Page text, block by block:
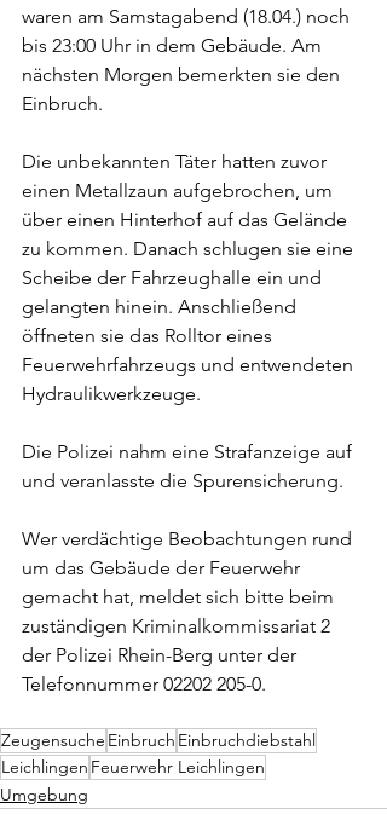
waren am Samstagabend (18.04.) noch
bis 23:00 Uhr in dem Gebäude. Am
nächsten Morgen bemerkten sie den
Einbruch.
Die unbekannten Täter hatten zuvor
einen Metallzaun aufgebrochen, um
über einen Hinterhof auf das Gelände
zu kommen. Danach schlugen sie eine
Scheibe der Fahrzeughalle ein und
gelangten hinein. Anschließend
öffneten sie das Rolltor eines
Feuerwehrfahrzeugs und entwendeten
Hydraulikwerkzeuge.
Die Polizei nahm eine Strafanzeige auf
und veranlasste die Spurensicherung.
Wer verdächtige Beobachtungen rund
um das Gebäude der Feuerwehr
gemacht hat, meldet sich bitte beim
zuständigen Kriminalkommissariat 2
der Polizei Rhein-Berg unter der
Telefonnummer 02202 205-0.
Zeugensuche Einbruch Einbruchdiebstahl
Leichlingen Feuerwehr Leichlingen
Umgebung